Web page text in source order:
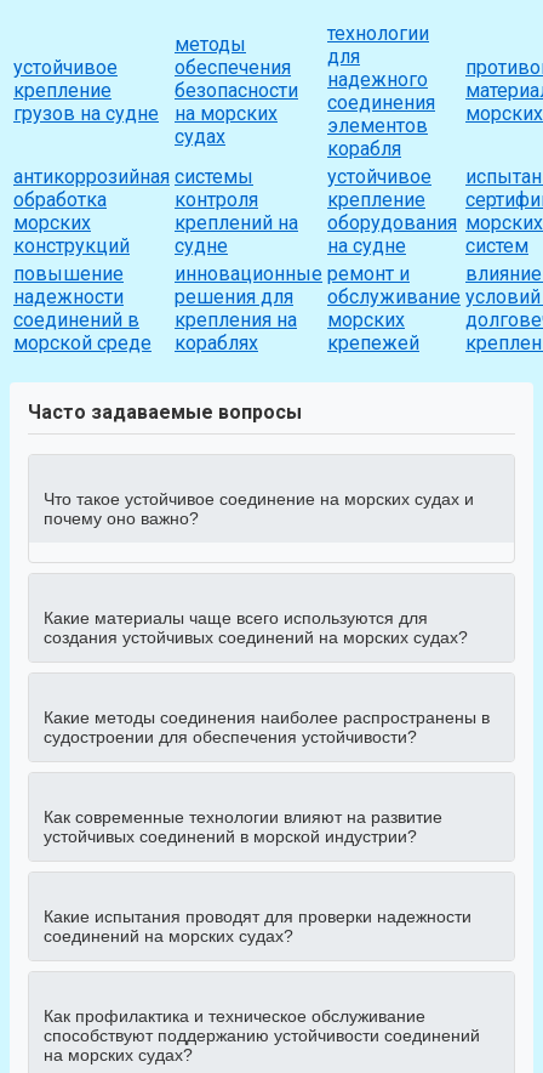
устойчивое
крепление
грузов на судне
методы
обеспечения
безопасности
на морских
судах
технологии
для
надежного
соединения
элементов
корабля
антикоррозийная
обработка
морских
конструкций
системы
контроля
креплений на
судне
устойчивое
крепление
оборудования
на судне
систем
повышение
надежности
соединений в
морской среде
инновационные
решения для
крепления на
кораблях
ремонт и
обслуживание
морских
крепежей
Часто задаваемые вопросы
Что такое устойчивое соединение на морских судах и
почему оно важно?
Какие материалы чаще всего используются для
создания устойчивых соединений на морских судах?
Какие методы соединения наиболее распространены в
судостроении для обеспечения устойчивости?
Как современные технологии влияют на развитие
устойчивых соединений в морской индустрии?
Какие испытания проводят для проверки надежности
соединений на морских судах?
Как профилактика и техническое обслуживание
способствуют поддержанию устойчивости соединений
на морских судах?